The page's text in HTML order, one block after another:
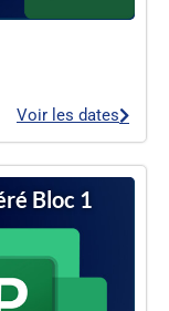
Voir les dates
Bloc 1